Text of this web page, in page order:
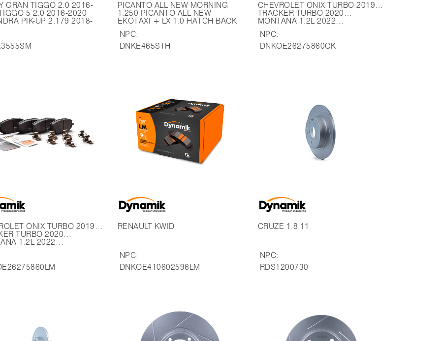
2.179 2018-
22025 X70 PLUS 2022 -
PICANTO ALL NEW MORNING
1.250 PICANTO ALL NEW
EKOTAXI + LX 1.0 HATCH BACK
PUBLICO RIN-13 Pastilla E465
(Largo 113.4mm)
NPC:
DNKE465STH
CHEVROLET ONIX TURBO 2019…
TRACKER TURBO 2020…
MONTANA 1.2L 2022…
NPC:
DNKOE26275860CK
TURBO 2019…
TURBO 2020…
1.2L 2022…
RENAULT KWID
NPC:
DNKOE410602596LM
CRUZE 1.8 11
NPC:
RDS1200730